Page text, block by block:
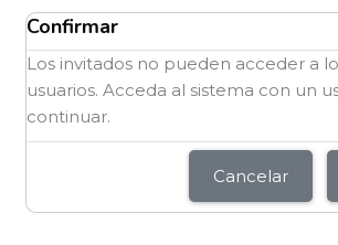
Bloques
Confirmar
Los invitados no pueden acceder a
usuarios. Acceda al sistema con un
continuar.
Cancelar